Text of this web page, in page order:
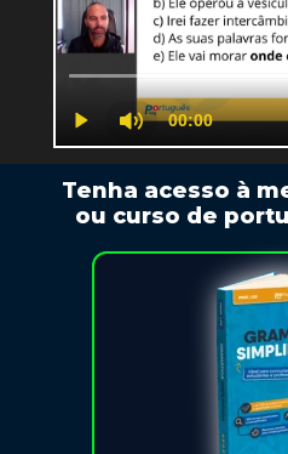
Tenha acesso à
ou curso de